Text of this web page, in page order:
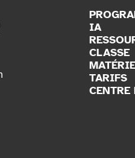
IA
CLASSE
TARIFS
CENTRE